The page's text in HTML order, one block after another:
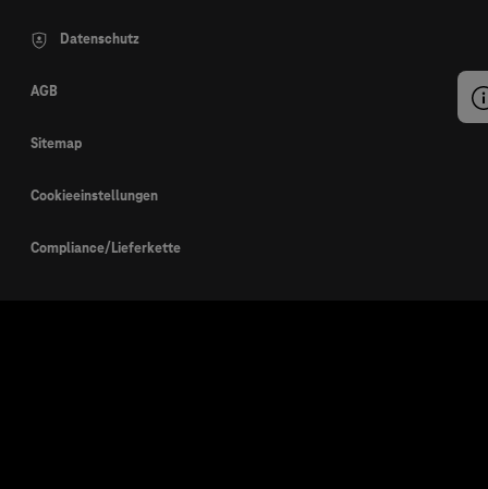
Datenschutz
AGB
Sitemap
Cookieeinstellungen
Compliance/Lieferkette